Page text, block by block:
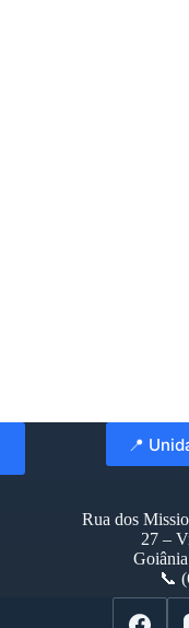
📍
Rua dos
27 –
📞